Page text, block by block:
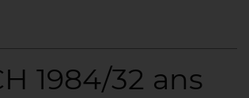
1984/32 ans